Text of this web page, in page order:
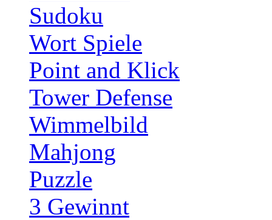
Sudoku
Wort Spiele
Point and Klick
Tower Defense
Wimmelbild
Mahjong
Puzzle
3 Gewinnt